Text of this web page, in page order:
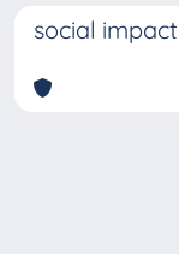
social impact